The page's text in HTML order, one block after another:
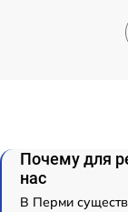
Почему для
нас
В Перми